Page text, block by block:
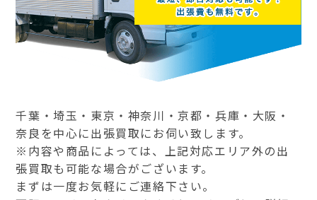
千葉・埼玉・東京・神奈川・京都・兵庫・大阪・
奈良を中心に出張買取にお伺い致します。
※内容や商品によっては、上記対応エリア外の出
張買取も可能な場合がございます。
まずは一度お気軽にご連絡下さい。